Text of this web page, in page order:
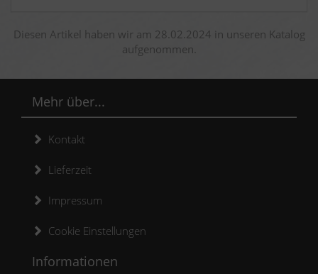
Diesen Artikel haben wir am 28.02.2024 in unseren Katalog
aufgenommen.
Mehr über...
Kontakt
Lieferzeit
Impressum
Cookie Einstellungen
Informationen